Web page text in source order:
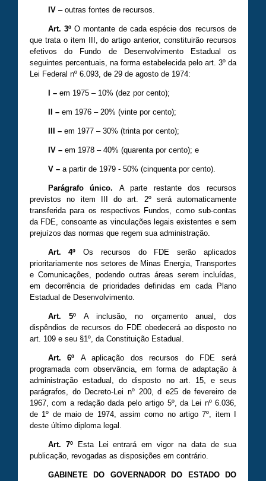
IV – outras fontes de recursos.
Art. 3ºO montante de cada espécie dos recursos de
que trata o item III, do artigo anterior, constituirão recursos
efetivos do Fundo de Desenvolvimento Estadual os
seguintes percentuais, na forma estabelecida pelo art. 3º da
Lei Federal nº 6.093, de 29 de agosto de 1974:
I – em 1975 – 10% (dez por cento);
II – em 1976 – 20% (vinte por cento);
III – em 1977 – 30% (trinta por cento);
IV – em 1978 – 40% (quarenta por cento); e
V – a partir de 1979 - 50% (cinquenta por cento).
Parágrafo único. A parte restante dos recursos
previstos no item III do art. 2º será automaticamente
transferida para os respectivos Fundos, como sub-contas
da FDE, consoante as vinculações legais existentes e sem
prejuízos das normas que regem sua administração.
Art. 4ºOs recursos do FDE serão aplicados
prioritariamente nos setores de Minas Energia, Transportes
e Comunicações, podendo outras áreas serem incluídas,
em decorrência de prioridades definidas em cada Plano
Estadual de Desenvolvimento.
Art. 5ºA inclusão, no orçamento anual, dos
dispêndios de recursos do FDE obedecerá ao disposto no
art. 109 e seu §1º, da Constituição Estadual.
Art. 6º A aplicação dos recursos do FDE será
programada com observância, em forma de adaptação à
administração estadual, do disposto no art. 15, e seus
parágrafos, do Decreto-Lei nº 200, d e25 de fevereiro de
1967, com a redação dada pelo artigo 5º, da Lei nº 6.036,
de 1º de maio de 1974, assim como no artigo 7º, item I
deste último diploma legal.
Art. 7ºEsta Lei entrará em vigor na data de sua
publicação, revogadas as disposições em contrário.
GABINETE DO GOVERNADOR DO ESTADO DO